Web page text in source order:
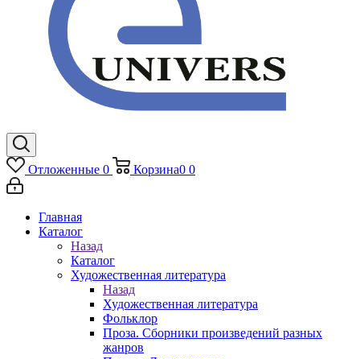
Отложенные 0 Корзина0 0
Главная
Каталог
Назад
Каталог
Художественная литература
Назад
Художественная литература
Фольклор
Проза. Сборники произведений разных
жанров